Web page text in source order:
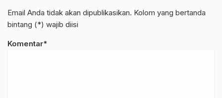
Email Anda tidak akan dipublikasikan. Kolom yang bertanda
bintang (*) wajib diisi
Komentar*